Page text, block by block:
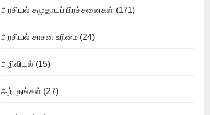
அரசியல் சமுதாயப் பிரச்சனைகள் (171)
அரசியல் சாசன உரிமை (24)
அறிவியல் (15)
அற்புதங்கள் (27)